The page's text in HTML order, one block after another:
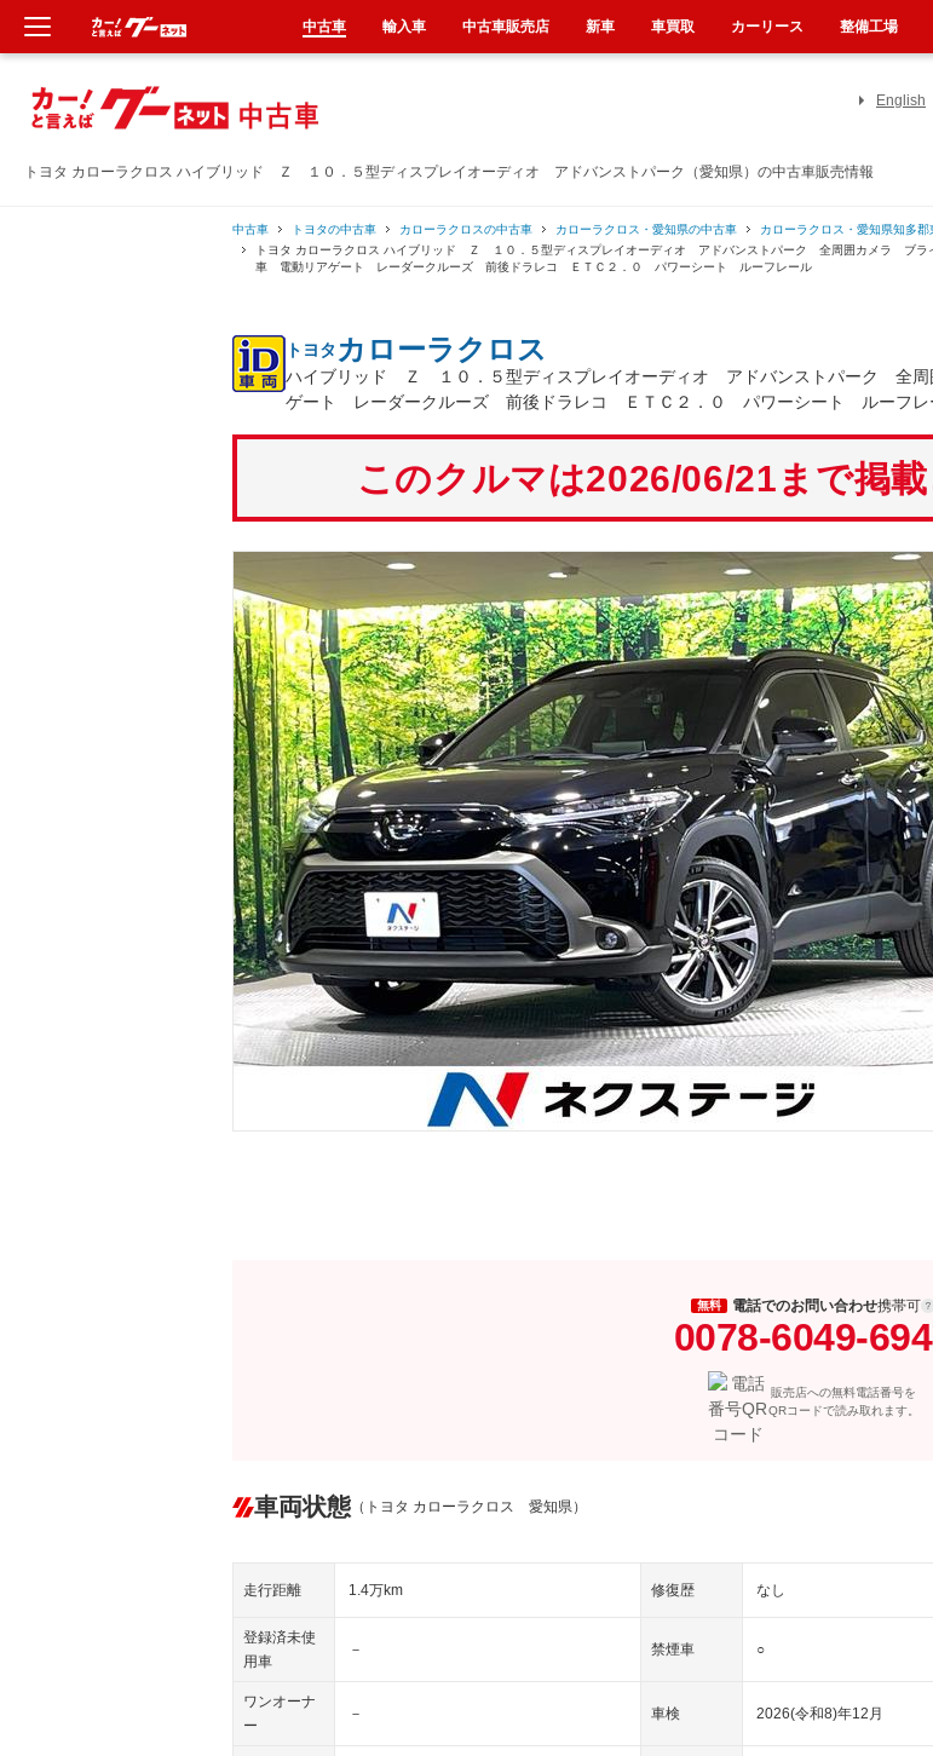
トヨタ カローラクロス ハイブリッド Ｚ １０．５型ディスプレイオーディオ アドバンストパーク（愛知県）の中古車販売情報
English
中古車 トヨタの中古車 カローラクロスの中古車 カローラクロス・愛知県の中古車
カローラクロス・愛知県知多
トヨタ カローラクロス ハイブリッド Ｚ １０．５型ディスプレイオーディオ アドバンストパーク 全周囲カメラ ブラ
車 電動リアゲート レーダークルーズ 前後ドラレコ ＥＴＣ２．０ パワーシート ルーフレール
トヨタ カローラクロス
ハイブリッド Ｚ １０．５型ディスプレイオーディオ アドバンストパーク 全
ゲート レーダークルーズ 前後ドラレコ ＥＴＣ２．０ パワーシート ルーフレ
このクルマは2026/06/21まで掲
無料 電話でのお問い合わせ携帯可
0078-6049-
販売店への無料電話番号を
QRコードで読み取れます。
車両状態 （トヨタ カローラクロス 愛知県）
走行距離 1.4万km 修復歴 なし
登録済未使
用車
－ 禁煙車 ○
ワンオーナ
ー
－ 車検 2026(令和8)年12月
中古車 輸入車 中古車販売店 新車 車買取 カーリース 整備工場
新車
中古車